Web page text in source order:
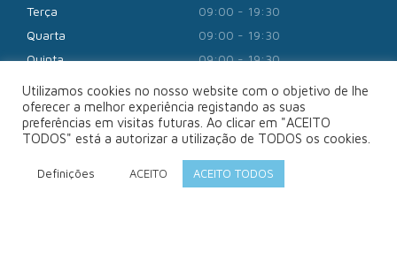
Terça
09:00 - 19:30
Quarta
09:00 - 19:30
Quinta
09:00 - 19:30
Sexta
09:00 - 19:30
Sábado
09:00 - 13:00
Utilizamos cookies no nosso website com o objetivo de lhe
oferecer a melhor experiência registando as suas
preferências em visitas futuras. Ao clicar em "ACEITO
TODOS" está a autorizar a utilização de TODOS os cookies.
Definições ACEITO ACEITO TODOS